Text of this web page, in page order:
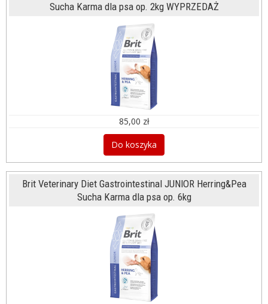
Sucha Karma dla psa op. 2kg WYPRZEDAŻ
85,00 zł
Do koszyka
Brit Veterinary Diet Gastrointestinal JUNIOR Herring&Pea
Sucha Karma dla psa op. 6kg